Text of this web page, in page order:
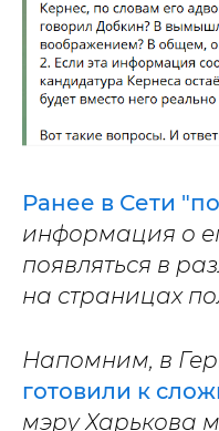
Ранее в Сети
информация о
появляться в
на страницах
Напомним, в
готовили к
мэру Харькова